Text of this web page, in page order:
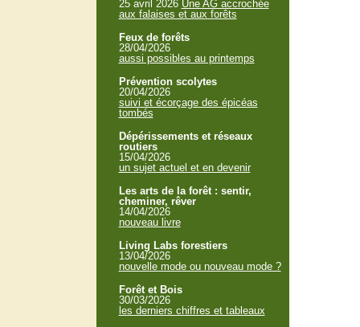
25 avril 2026 Une AG accrochée
aux falaises et aux forêts
Feux de forêts
28/04/2026
aussi possibles au printemps
Prévention scolytes
20/04/2026
suivi et écorçage des épicéas
tombés
Dépérissements et réseaux
routiers
15/04/2026
un sujet actuel et en devenir
Les arts de la forêt : sentir,
cheminer, rêver
14/04/2026
nouveau livre
Living Labs forestiers
13/04/2026
nouvelle mode ou nouveau mode ?
Forêt et Bois
30/03/2026
les derniers chiffres et tableaux